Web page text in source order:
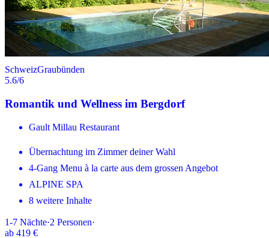
SchweizGraubünden
5.6/6
Romantik und Wellness im Bergdorf
Gault Millau Restaurant
Übernachtung im Zimmer deiner Wahl
4-Gang Menu à la carte aus dem grossen Angebot
ALPINE SPA
8 weitere Inhalte
1-7 Nächte·2 Personen·
ab 419 €